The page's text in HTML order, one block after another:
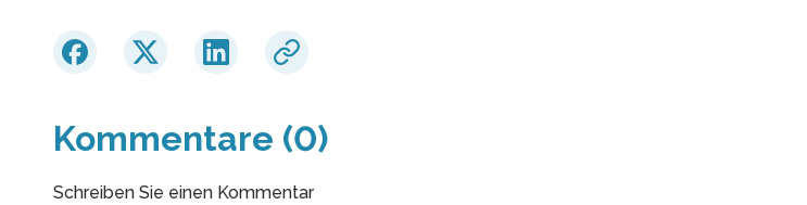
Kommentare (0)
Schreiben Sie einen Kommentar